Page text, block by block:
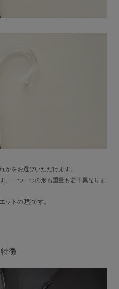
かをお選びいただけます。
。一つ一つの形も重量も若干異なりま
ットのJ型です。
特徴